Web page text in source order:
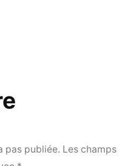
pas publiée. Les champs